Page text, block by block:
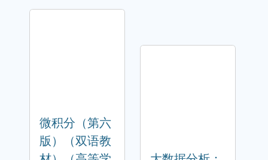
微积分（第六
版）（双语教